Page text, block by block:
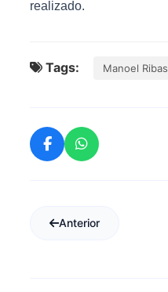
realizado.
Tags: Manoel Ribas
Anterior